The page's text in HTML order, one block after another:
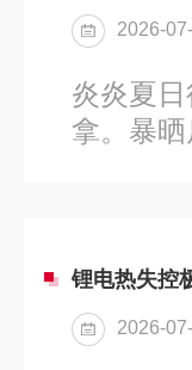
制化热
载体完
逻辑，
网站重
2026-
炎炎夏
拿。暴
风扇性
扇的需
阻抗座
2026-